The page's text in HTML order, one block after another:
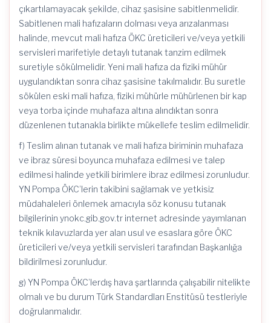
çıkartılamayacak şekilde, cihaz şasisine sabitlenmelidir.
Sabitlenen mali hafızaların dolması veya arızalanması
halinde, mevcut mali hafıza ÖKC üreticileri ve/veya yetkili
servisleri marifetiyle detaylı tutanak tanzim edilmek
suretiyle sökülmelidir. Yeni mali hafıza da fiziki mühür
uygulandıktan sonra cihaz şasisine takılmalıdır. Bu suretle
sökülen eski mali hafıza, fiziki mühürle mühürlenen bir kap
veya torba içinde muhafaza altına alındıktan sonra
düzenlenen tutanakla birlikte mükellefe teslim edilmelidir.
f) Teslim alınan tutanak ve mali hafıza biriminin muhafaza
ve ibraz süresi boyunca muhafaza edilmesi ve talep
edilmesi halinde yetkili birimlere ibraz edilmesi zorunludur.
YN Pompa ÖKC’lerin takibini sağlamak ve yetkisiz
müdahaleleri önlemek amacıyla söz konusu tutanak
bilgilerinin ynokc.gib.gov.tr internet adresinde yayımlanan
teknik kılavuzlarda yer alan usul ve esaslara göre ÖKC
üreticileri ve/veya yetkili servisleri tarafından Başkanlığa
bildirilmesi zorunludur.
g) YN Pompa ÖKC’lerdış hava şartlarında çalışabilir nitelikte
olmalı ve bu durum Türk Standardları Enstitüsü testleriyle
doğrulanmalıdır.